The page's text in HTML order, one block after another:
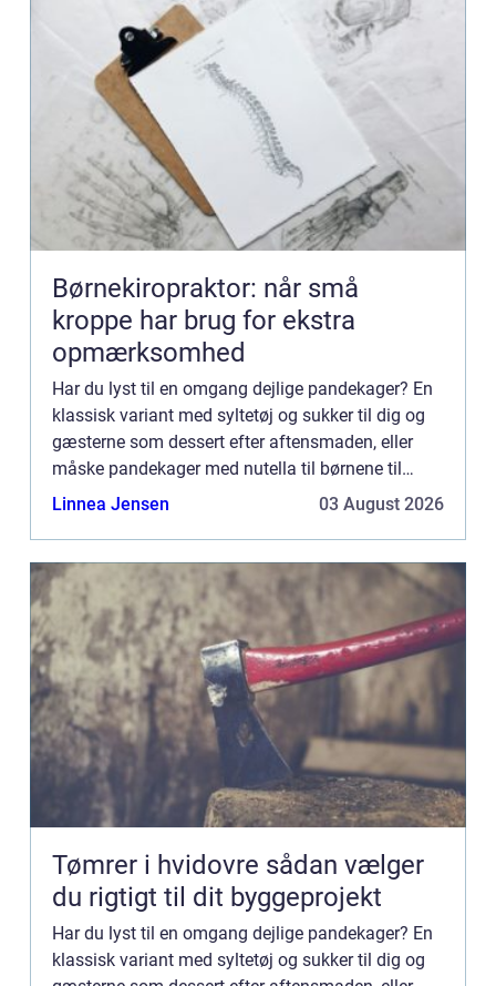
Børnekiropraktor: når små
kroppe har brug for ekstra
opmærksomhed
Har du lyst til en omgang dejlige pandekager? En
klassisk variant med syltetøj og sukker til dig og
gæsterne som dessert efter aftensmaden, eller
måske pandekager med nutella til børnene til
frokosthygge? Det kan også ...
Linnea Jensen 03 August 2026
Tømrer i hvidovre sådan vælger
du rigtigt til dit byggeprojekt
Har du lyst til en omgang dejlige pandekager? En
klassisk variant med syltetøj og sukker til dig og